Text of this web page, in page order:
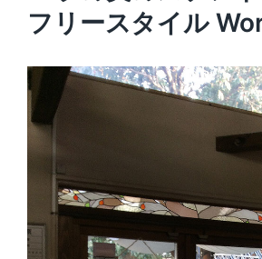
フリースタイル